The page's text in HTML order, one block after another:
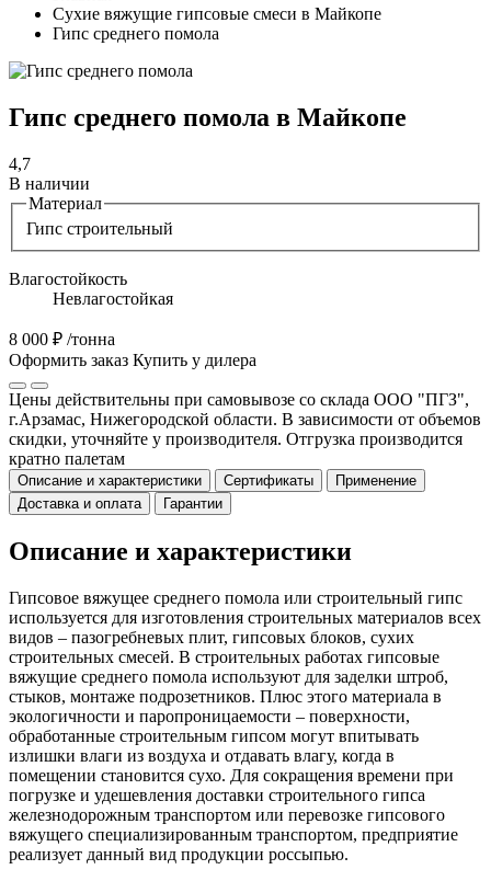
Сухие вяжущие гипсовые смеси в Майкопе
Гипс среднего помола
Гипс среднего помола в Майкопе
4,7
В наличии
Материал
Гипс строительный
Влагостойкость
Невлагостойкая
8 000 ₽ /тонна
Оформить заказ Купить у дилера
Цены действительны при самовывозе со склада ООО "ПГЗ",
г.Арзамас, Нижегородской области. В зависимости от объемов
скидки, уточняйте у производителя. Отгрузка производится
кратно палетам
Описание и характеристики Сертификаты
Применение
Доставка и оплата
Гарантии
Описание и характеристики
Гипсовое вяжущее среднего помола или строительный гипс
используется для изготовления строительных материалов всех
видов – пазогребневых плит, гипсовых блоков, сухих
строительных смесей. В строительных работах гипсовые
вяжущие среднего помола используют для заделки штроб,
стыков, монтаже подрозетников. Плюс этого материала в
экологичности и паропроницаемости – поверхности,
обработанные строительным гипсом могут впитывать
излишки влаги из воздуха и отдавать влагу, когда в
помещении становится сухо. Для сокращения времени при
погрузке и удешевления доставки строительного гипса
железнодорожным транспортом или перевозке гипсового
вяжущего специализированным транспортом, предприятие
реализует данный вид продукции россыпью.